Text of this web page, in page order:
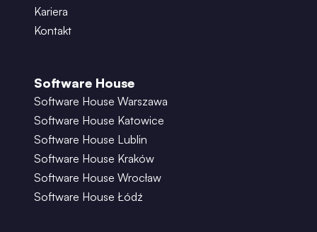
Kariera
Kontakt
Software House
Software House Warszawa
Software House Katowice
Software House Lublin
Software House Kraków
Software House Wrocław
Software House Łódź